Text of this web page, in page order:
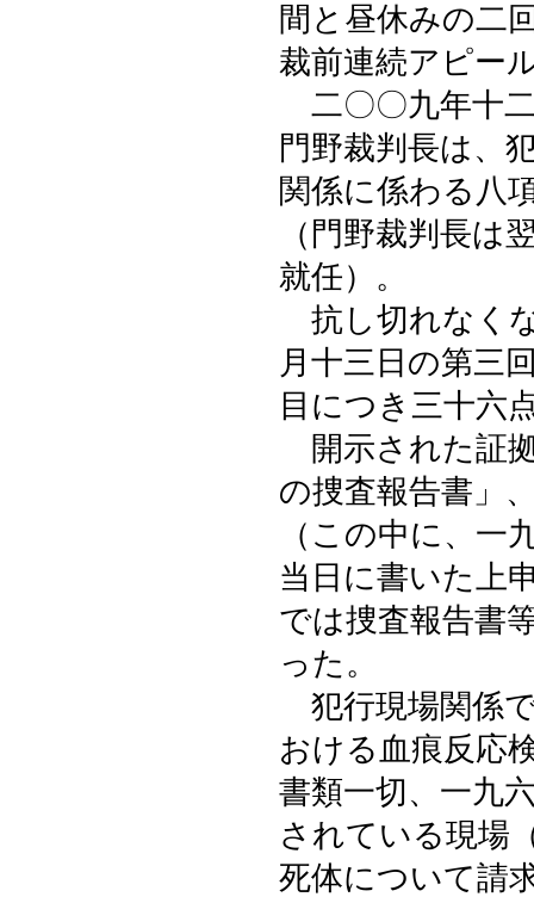
間と昼休みの二
裁前連続アピー
二〇〇九年十
門野裁判長は、
関係に係わる八
（門野裁判長は
就任）。
抗し切れなく
月十三日の第三
目につき三十六
開示された証
の捜査報告書」
（この中に、一
当日に書いた上
では捜査報告書
った。
犯行現場関係
おける血痕反応
書類一切、一九
されている現場
死体について請